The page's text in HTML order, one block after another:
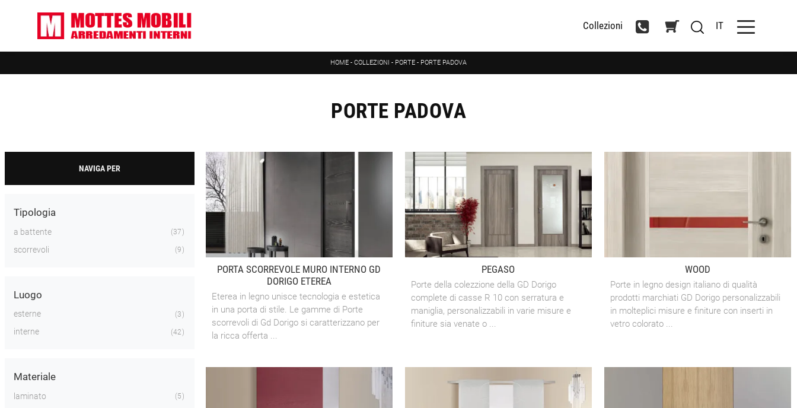
Collezioni IT
HOME - COLLEZIONI - PORTE - PORTE PADOVA
PORTE PADOVA
NAVIGA PER
Tipologia
a battente 37
scorrevoli 9
Luogo
esterne 3
interne 42
Materiale
laminato 5
PORTA SCORREVOLE MURO INTERNO GD
DORIGO ETEREA
Eterea in legno unisce tecnologia e estetica
in una porta di stile. Le gamme di Porte
scorrevoli di Gd Dorigo si caratterizzano per
la ricca offerta ...
PEGASO
Porte della colezzione della GD Dorigo
complete di casse R 10 con serratura e
maniglia, personalizzabili in varie misure e
finiture sia venate o ...
WOOD
Porte in legno design italiano di qualità
prodotti marchiati GD Dorigo personalizzabili
in molteplici misure e finiture con inserti in
vetro colorato ...